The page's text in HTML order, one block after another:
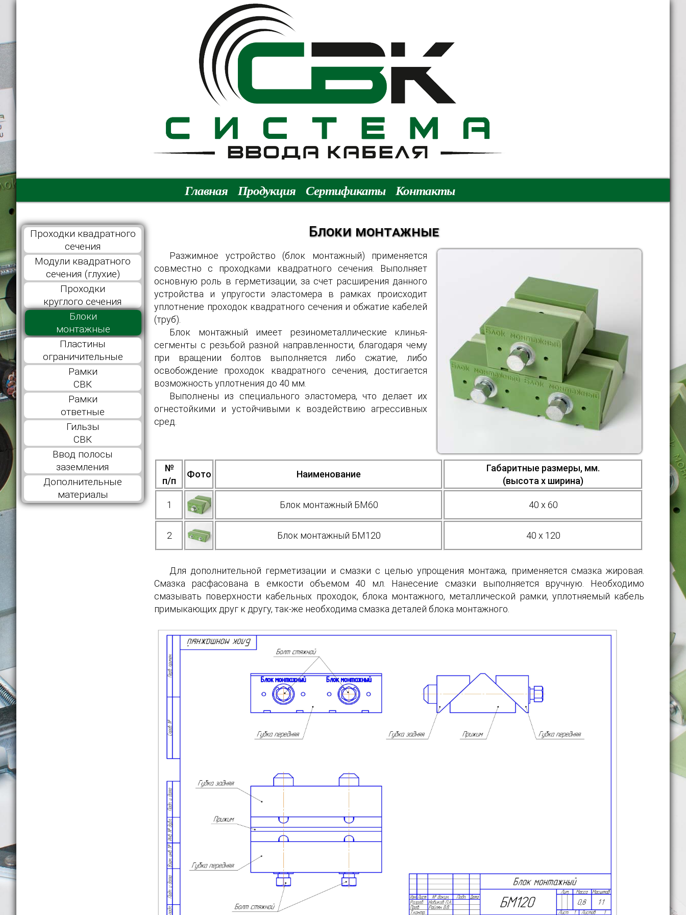
Главная Продукция Сертификаты Контакты
Проходки квадратного
сечения
Модули квадратного
сечения (глухие)
Проходки
круглого сечения
Блоки
монтажные
Пластины
ограничительные
Рамки
СВК
Рамки
ответные
Гильзы
СВК
Ввод полосы
заземления
Дополнительные
материалы
Блоки монтажные
Разжимное устройство (блок монтажный) применяется
совместно с проходками квадратного сечения. Выполняет
основную роль в герметизации, за счет расширения данного
устройства и упругости эластомера в рамках происходит
уплотнение проходок квадратного сечения и обжатие кабелей
(труб).
Блок монтажный имеет резинометаллические клинья-
сегменты с резьбой разной направленности, благодаря чему
при вращении болтов выполняется либо сжатие, либо
освобождение проходок квадратного сечения, достигается
возможность уплотнения до 40 мм.
Выполнены из специального эластомера, что делает их
огнестойкими и устойчивыми к воздействию агрессивных
сред.
№
п/п
Фото Наименование
Габаритные размеры, мм.
(высота х ширина)
1 Блок монтажный БМ60 40 х 60
2 Блок монтажный БМ120 40 х 120
Для дополнительной герметизации и смазки с целью упрощения монтажа, применяется смазка жировая.
Смазка расфасована в емкости объемом 40 мл. Нанесение смазки выполняется вручную. Необходимо
смазывать поверхности кабельных проходок, блока монтажного, металлической рамки, уплотняемый кабель
примыкающих друг к другу, так-же необходима смазка деталей блока монтажного.